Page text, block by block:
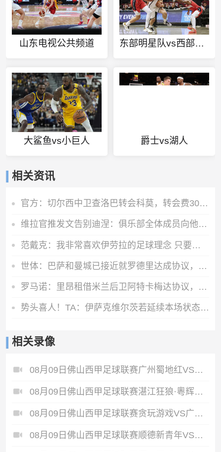
山东电视公共频道 东部明星队vs西部明星队
大鲨鱼vs小巨人 爵士vs湖人
相关资讯
官方：切尔西中卫查洛巴转会科莫，转会费3000万欧+600万欧浮动
维拉官推发文告别迪涅：俱乐部全体成员向他致以最诚挚的祝福
范戴克：我非常喜欢伊劳拉的足球理念 只要有新援加盟就热烈欢迎
世体：巴萨和曼城已接近就罗德里达成协议，只剩一些细节需要敲定
罗马诺：里昂租借米兰后卫阿特卡梅达协议，将承担球员全额薪水
势头喜人！TA：伊萨克维尔茨若延续本场状态，球迷完全能满怀期待
相关录像
08月09日佛山西甲足球联赛广州蜀地红VS广东客家青年全场录像
08月09日佛山西甲足球联赛湛江狂狼·粵辉能源VS三七互娱全场录像
08月09日佛山西甲足球联赛贪玩游戏VS广东西南建设全场录像
08月09日佛山西甲足球联赛顺德新青年VS三水乐民兴健力宝全场录像